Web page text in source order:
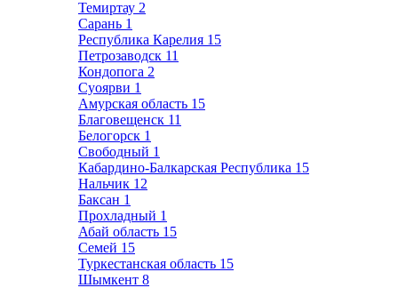
Темиртау 2
Сарань 1
Республика Карелия 15
Петрозаводск 11
Кондопога 2
Суоярви 1
Амурская область 15
Благовещенск 11
Белогорск 1
Свободный 1
Кабардино-Балкарская Республика 15
Нальчик 12
Баксан 1
Прохладный 1
Абай область 15
Семей 15
Туркестанская область 15
Шымкент 8